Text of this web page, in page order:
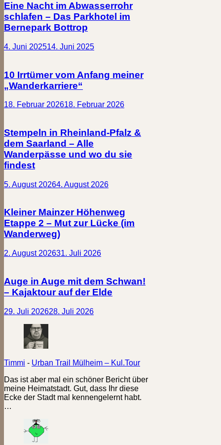
Eine Nacht im Abwasserrohr
schlafen – Das Parkhotel im
Bernepark Bottrop
4. Juni 202514. Juni 2025
10 Irrtümer vom Anfang meiner
„Wanderkarriere“
18. Februar 202618. Februar 2026
Stempeln in Rheinland-Pfalz &
dem Saarland – Alle
Wanderpässe und wo du sie
findest
5. August 20264. August 2026
Kleiner Mainzer Höhenweg
Etappe 2 – Mut zur Lücke (im
Wanderweg)
2. August 202631. Juli 2026
Auge in Auge mit dem Schwan!
– Kajaktour auf der Elde
29. Juli 202628. Juli 2026
Timmi - Urban Trail Mülheim – Kul.Tour
Das ist aber mal ein schöner Bericht über
meine Heimatstadt. Gut, dass Ihr diese
Ecke der Stadt mal kennengelernt habt.
…